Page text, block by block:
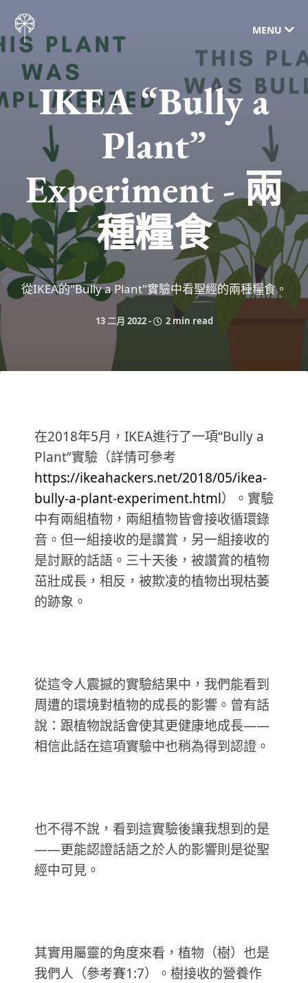
MENU
IKEA “Bully a
Plant”
Experiment - 兩
種糧食
從IKEA的"Bully a Plant"實驗中看聖經的兩種糧食。
13 二月 2022- 2 min read
在2018年5月，IKEA進行了一項“Bully a
Plant”實驗（詳情可參考
https://ikeahackers.net/2018/05/ikea-
bully-a-plant-experiment.html）。實驗
中有兩組植物，兩組植物皆會接收循環錄
音。但一組接收的是讚賞，另一組接收的
是討厭的話語。三十天後，被讚賞的植物
茁壯成長，相反，被欺凌的植物出現枯萎
的跡象。
從這令人震撼的實驗結果中，我們能看到
周遭的環境對植物的成長的影響。曾有話
說：跟植物說話會使其更健康地成長——
相信此話在這項實驗中也稍為得到認證。
也不得不說，看到這實驗後讓我想到的是
——更能認證話語之於人的影響則是從聖
經中可見。
其實用屬靈的角度來看，植物（樹）也是
我們人（參考賽1:7）。樹接收的營養作